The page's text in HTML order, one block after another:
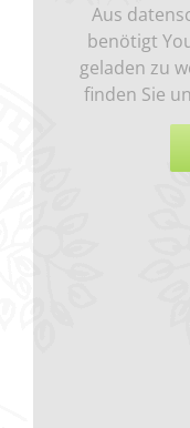
Aus
benötigt
geladen zu
finden Sie